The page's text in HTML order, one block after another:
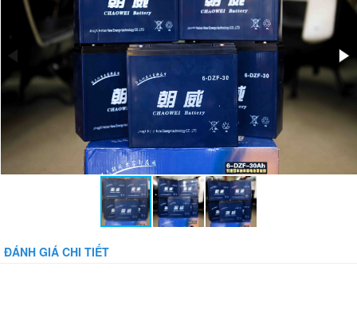
Bảo vệ dòng:
Bảo vệ tụt áp:
Phụ kiện đi kèm:
ĐÁNH GIÁ CHI TIẾT